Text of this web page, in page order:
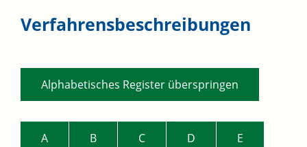
Verfahrensbeschreibungen
Alphabetisches Register überspringen
A B C D E